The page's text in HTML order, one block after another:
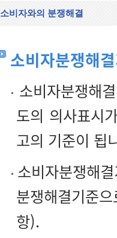
소비자와의 분쟁해결
소비자분쟁해
소비자분쟁해
도의 의사표시
고의 기준이 됩
소비자분쟁해
분쟁해결기준
항).